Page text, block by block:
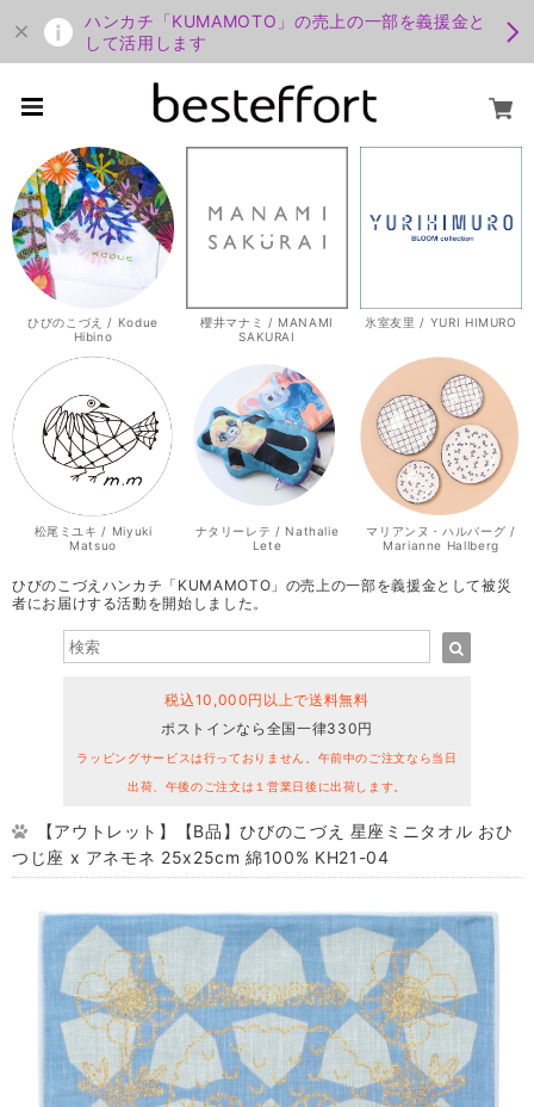
ハンカチ「KUMAMOTO」の売上の一部を義援金と
して活用します
ひびのこづえ / Kodue
Hibino
櫻井マナミ / MANAMI
SAKURAI
氷室友里 / YURI HIMURO
松尾ミユキ / Miyuki
Matsuo
ナタリーレテ / Nathalie
Lete
マリアンヌ・ハルバーグ /
Marianne Hallberg
ひびのこづえハンカチ「KUMAMOTO」の売上の一部を義援金として被災
者にお届けする活動を開始しました。
税込10,000円以上で送料無料
ポストインなら全国一律330円
ラッピングサービスは行っておりません。午前中のご注文なら当日
出荷、午後のご注文は１営業日後に出荷します。
【アウトレット】【B品】ひびのこづえ 星座ミニタオル おひ
つじ座 x アネモネ 25x25cm 綿100% KH21-04